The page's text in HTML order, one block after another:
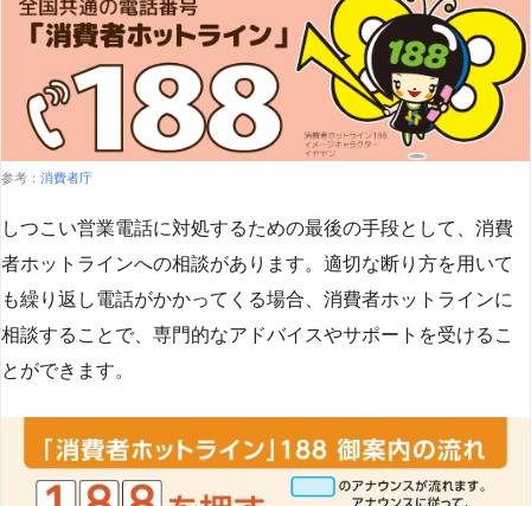
参考： 消費者庁
しつこい営業電話に対処するための最後の手段として、消費
者ホットラインへの相談があります。適切な断り方を用いて
も繰り返し電話がかかってくる場合、消費者ホットラインに
相談することで、専門的なアドバイスやサポートを受けるこ
とができます​​。